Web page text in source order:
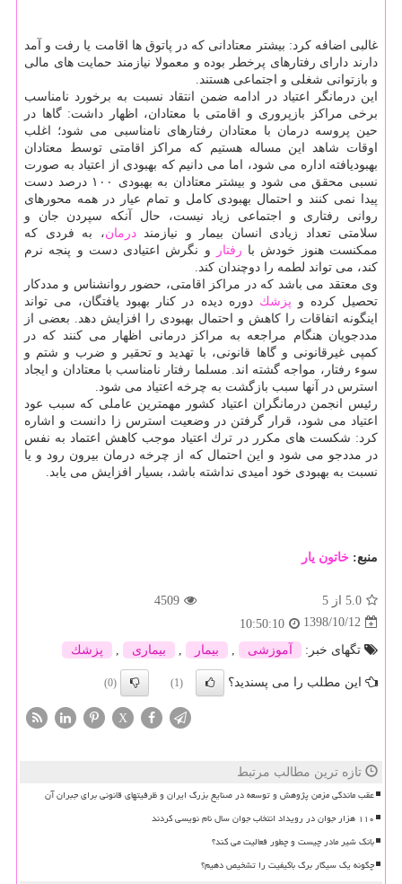
غالبی اضافه كرد: بیشتر معتادانی كه در پاتوق ها اقامت یا رفت و آمد
دارند دارای رفتارهای پرخطر بوده و معمولا نیازمند حمایت های مالی
و بازتوانی شغلی و اجتماعی هستند.
این درمانگر اعتیاد در ادامه ضمن انتقاد نسبت به برخورد نامناسب
برخی مراكز بازپروری و اقامتی با معتادان، اظهار داشت: گاها در
حین پروسه درمان با معتادان رفتارهای نامناسبی می شود؛ اغلب
اوقات شاهد این مساله هستیم كه مراكز اقامتی توسط معتادان
بهبودیافته اداره می شود، اما می دانیم كه بهبودی از اعتیاد به صورت
نسبی محقق می شود و بیشتر معتادان به بهبودی ۱۰۰ درصد دست
پیدا نمی كنند و احتمال بهبودی كامل و تمام عیار در همه محورهای
روانی رفتاری و اجتماعی زیاد نیست، حال آنكه سپردن جان و
سلامتی تعداد زیادی انسان بیمار و نیازمنددرمان، به فردی كه
ممكنست هنوز خودش با رفتار
و نگرش اعتیادی دست و پنجه نرم
كند، می تواند لطمه را دوچندان كند.
وی معتقد می باشد كه در مراكز اقامتی، حضور روانشناس و مددكار
تحصیل كرده و پزشك دوره دیده در كنار بهبود یافتگان، می تواند
اینگونه اتفاقات را كاهش و احتمال بهبودی را افزایش دهد. بعضی از
مددجویان هنگام مراجعه به مراكز درمانی اظهار می كنند كه در
كمپی غیرقانونی و گاها قانونی، با تهدید و تحقیر و ضرب و شتم و
سوء رفتار، مواجه گشته اند. مسلما رفتار نامناسب با معتادان و ایجاد
استرس در آنها سبب بازگشت به چرخه اعتیاد می شود.
رئیس انجمن درمانگران اعتیاد كشور مهمترین عاملی كه سبب عود
اعتیاد می شود، قرار گرفتن در وضعیت استرس زا دانست و اشاره
كرد: شكست های مكرر در ترك اعتیاد موجب كاهش اعتماد به نفس
در مددجو می شود و این احتمال كه از چرخه درمان بیرون رود و یا
نسبت به بهبودی خود امیدی نداشته باشد، بسیار افزایش می یابد.
منبع: خاتون یار
5.0 از 5
4509
1398/10/12
10:50:10
تگهای خبر:
آموزشی بیمار بیماری پزشك
این مطلب را می پسندید؟ (1)
(0)
X
تازه ترین مطالب مرتبط
عقب ماندگی مزمن پژوهش و توسعه در صنایع بزرگ ایران و ظرفیتهای قانونی برای جبران آن
۱۱۰ هزار جوان در رویداد انتخاب جوان سال نام نویسی کردند
بانک شیر مادر چیست و چطور فعالیت می کند؟
چگونه یک سیگار برگ باکیفیت را تشخیص دهیم؟